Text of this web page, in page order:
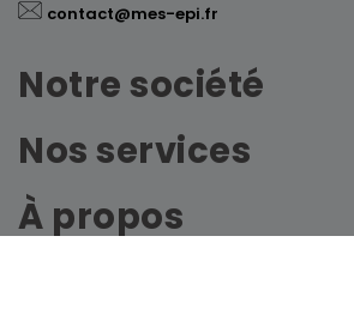
contact@mes-epi.fr
Notre société
Nos services
À propos